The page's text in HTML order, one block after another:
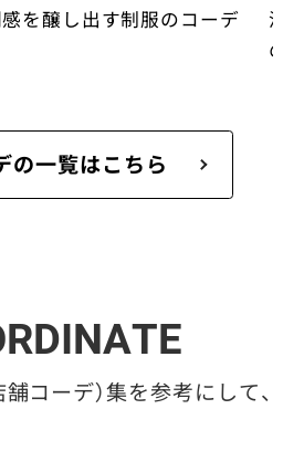
を醸し出す制服のコーデ
の一覧はこちら
コーデ）集を参考にして、